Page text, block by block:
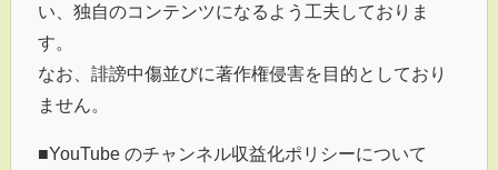
い、独自のコンテンツになるよう工夫しておりま
す。
なお、誹謗中傷並びに著作権侵害を目的としており
ません。
■YouTube のチャンネル収益化ポリシーについて